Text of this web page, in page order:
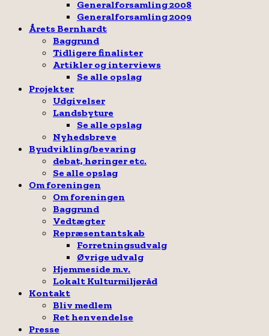
Generalforsamling 2008
Generalforsamling 2009
Årets Bernhardt
Baggrund
Tidligere finalister
Artikler og interviews
Se alle opslag
Projekter
Udgivelser
Landsbyture
Se alle opslag
Nyhedsbreve
Byudvikling/bevaring
debat, høringer etc.
Se alle opslag
Om foreningen
Om foreningen
Baggrund
Vedtægter
Repræsentantskab
Forretningsudvalg
Øvrige udvalg
Hjemmeside m.v.
Lokalt Kulturmiljøråd
Kontakt
Bliv medlem
Ret henvendelse
Presse